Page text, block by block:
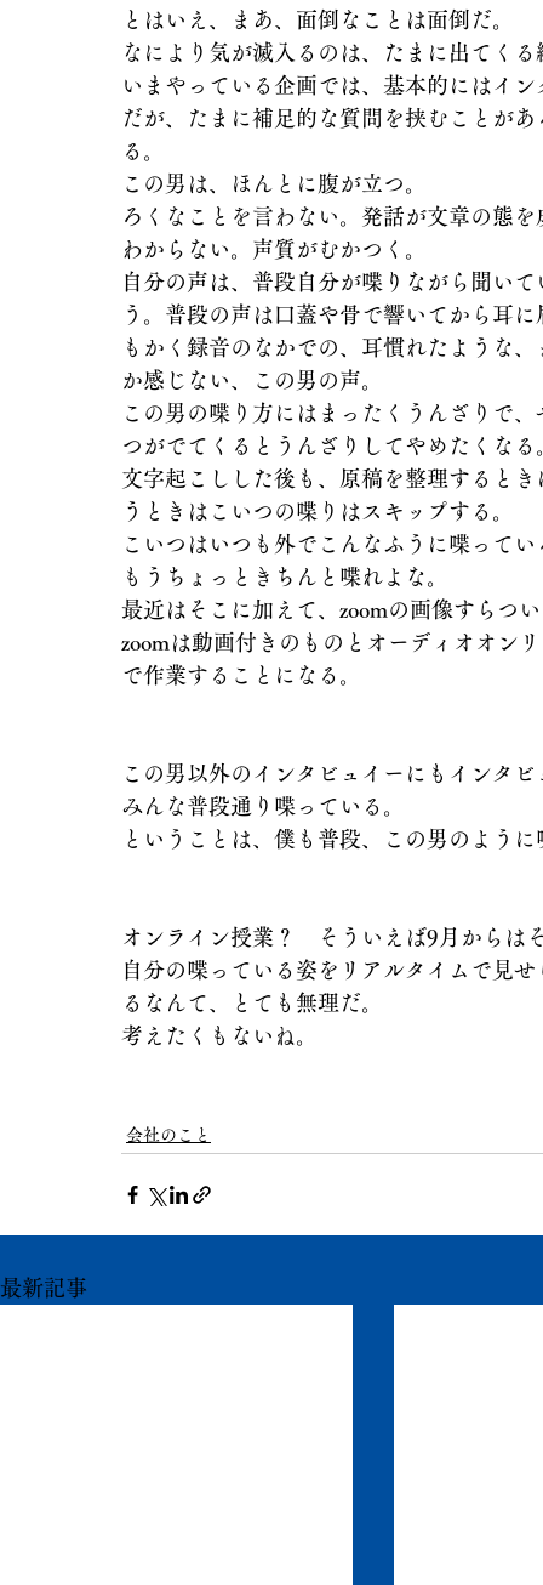
とはいえ、まあ、面倒なことは面倒だ。
なにより気が滅入るのは、たまに出てく
いまやっている企画では、基本的にはイ
だが、たまに補足的な質問を挟むことが
る。
この男は、ほんとに腹が立つ。
ろくなことを言わない。発話が文章の態
わからない。声質がむかつく。
自分の声は、普段自分が喋りながら聞い
う。普段の声は口蓋や骨で響いてから耳
もかく録音のなかでの、耳慣れたような
か感じない、この男の声。
この男の喋り方にはまったくうんざりで
つがでてくるとうんざりしてやめたくなる
文字起こしした後も、原稿を整理すると
うときはこいつの喋りはスキップする。
こいつはいつも外でこんなふうに喋って
もうちょっときちんと喋れよな。
最近はそこに加えて、zoomの画像すらつ
zoomは動画付きのものとオーディオオン
で作業することになる。
この男以外のインタビュイーにもインタ
みんな普段通り喋っている。
ということは、僕も普段、この男のよう
オンライン授業？　そういえば9月からは
自分の喋っている姿をリアルタイムで見
るなんて、とても無理だ。
考えたくもないね。
会社のこと
最新記事